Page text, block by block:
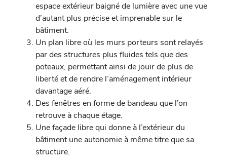
espace extérieur baigné de lumière avec une vue
d’autant plus précise et imprenable sur le
bâtiment.
Un plan libre où les murs porteurs sont relayés
par des structures plus fluides tels que des
poteaux, permettant ainsi de jouir de plus de
liberté et de rendre l’aménagement intérieur
davantage aéré.
Des fenêtres en forme de bandeau que l’on
retrouve à chaque étage.
Une façade libre qui donne à l’extérieur du
bâtiment une autonomie à même titre que sa
structure.